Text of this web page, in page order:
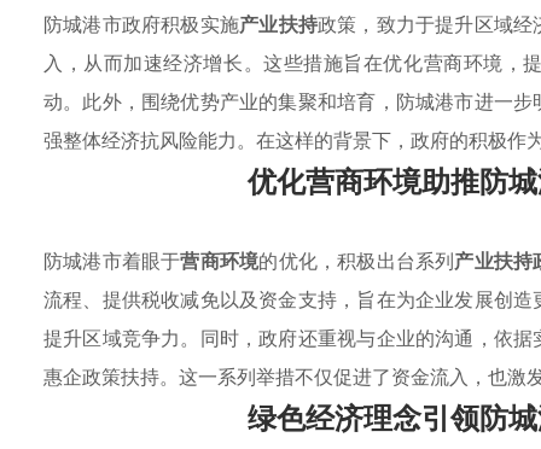
防城港市政府积极实施产业扶持政策，致力于提升区域
入，从而加速经济增长。这些措施旨在优化营商环境，
动。此外，围绕优势产业的集聚和培育，防城港市进一步
强整体经济抗风险能力。在这样的背景下，政府的积极作
优化营商环境助推防
防城港市着眼于营商环境的优化，积极出台系列产业扶持
流程、提供税收减免以及资金支持，旨在为企业发展创
提升区域竞争力。同时，政府还重视与企业的沟通，依
惠企政策扶持。这一系列举措不仅促进了资金流入，也
绿色经济理念引领防